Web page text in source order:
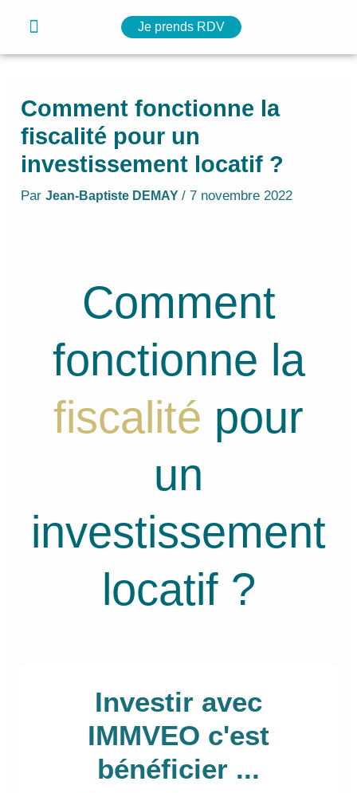
Menu Je prends RDV
Comment fonctionne la
fiscalité pour un
investissement locatif ?
ParJean-Baptiste DEMAY/7 novembre 2022
Comment
fonctionne la
fiscalité pour
un
investissement
locatif ?
Investir avec
IMMVEO c'est
bénéficier ...